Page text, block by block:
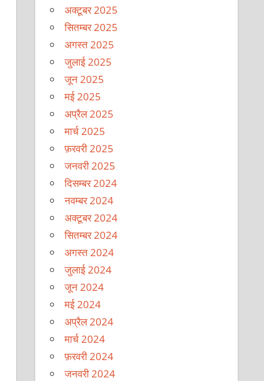
अक्टूबर 2025
सितम्बर 2025
अगस्त 2025
जुलाई 2025
जून 2025
मई 2025
अप्रैल 2025
मार्च 2025
फ़रवरी 2025
जनवरी 2025
दिसम्बर 2024
नवम्बर 2024
अक्टूबर 2024
सितम्बर 2024
अगस्त 2024
जुलाई 2024
जून 2024
मई 2024
अप्रैल 2024
मार्च 2024
फ़रवरी 2024
जनवरी 2024